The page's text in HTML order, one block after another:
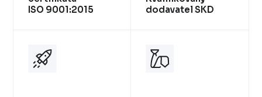
ISO 9001:2015
dodavatel SKD